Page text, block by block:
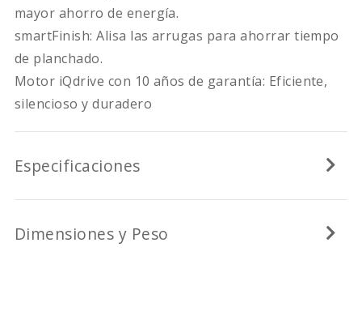
mayor ahorro de energía.
smartFinish: Alisa las arrugas para ahorrar tiempo
de planchado.
Motor iQdrive con 10 años de garantía: Eficiente,
silencioso y duradero
Especificaciones
Dimensiones y Peso